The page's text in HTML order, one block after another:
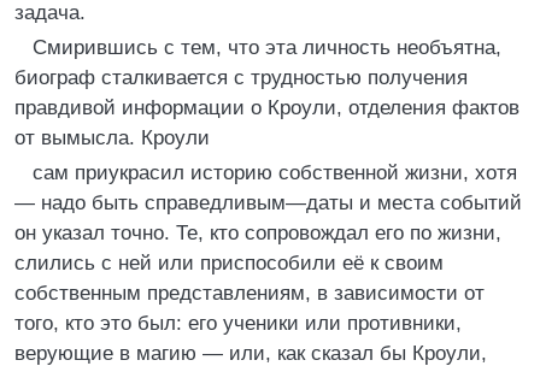
задача.
Смирившись с тем, что эта личность необъятна,
биограф сталкивается с трудностью получения
правдивой информации о Кроули, отделения фактов
от вымысла. Кроули
сам приукрасил историю собственной жизни, хотя
— надо быть справедливым—даты и места событий
он указал точно. Те, кто сопровождал его по жизни,
слились с ней или приспособили её к своим
собственным представлениям, в зависимости от
того, кто это был: его ученики или противники,
верующие в магию — или, как сказал бы Кроули,